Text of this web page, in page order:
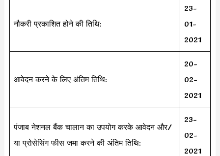
नौकरी प्रकाशित होने की तिथि:
23-
01-
2021
आवेदन करने के लिए अंतिम तिथि:
20-
02-
2021
पंजाब नेशनल बैंक चालान का उपयोग करके आवेदन और/
या प्रोसेसिंग फीस जमा करने की अंतिम तिथि:
23-
02-
2021